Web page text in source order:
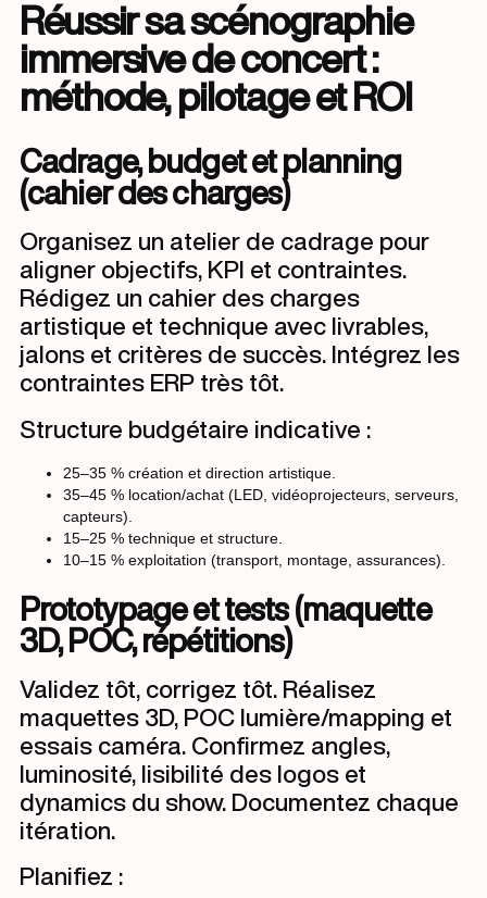
Réussir sa scénographie
immersive de concert :
méthode, pilotage et ROI
Cadrage, budget et planning
(cahier des charges)
Organisez un atelier de cadrage pour
aligner objectifs, KPI et contraintes.
Rédigez un cahier des charges
artistique et technique avec livrables,
jalons et critères de succès. Intégrez les
contraintes ERP très tôt.
Structure budgétaire indicative :
25–35 % création et direction artistique.
35–45 % location/achat (LED, vidéoprojecteurs, serveurs,
capteurs).
15–25 % technique et structure.
10–15 % exploitation (transport, montage, assurances).
Prototypage et tests (maquette
3D, POC, répétitions)
Validez tôt, corrigez tôt. Réalisez
maquettes 3D, POC lumière/mapping et
essais caméra. Confirmez angles,
luminosité, lisibilité des logos et
dynamics du show. Documentez chaque
itération.
Planifiez :